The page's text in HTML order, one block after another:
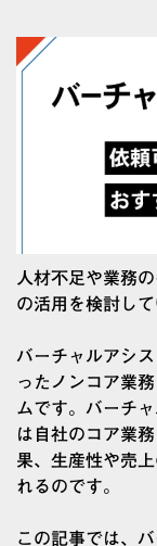
人材不足や業務
の活用を検討し
バーチャルアシ
ったノンコア業
ムです。バーチ
は自社のコア業
果、生産性や売
れるのです。
この記事では、